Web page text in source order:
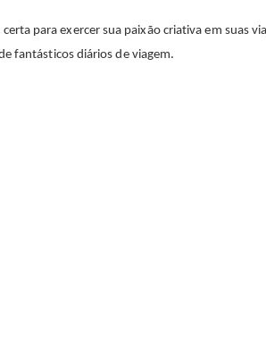
para exercer sua paixão criativa em suas
fantásticos diários de viagem.